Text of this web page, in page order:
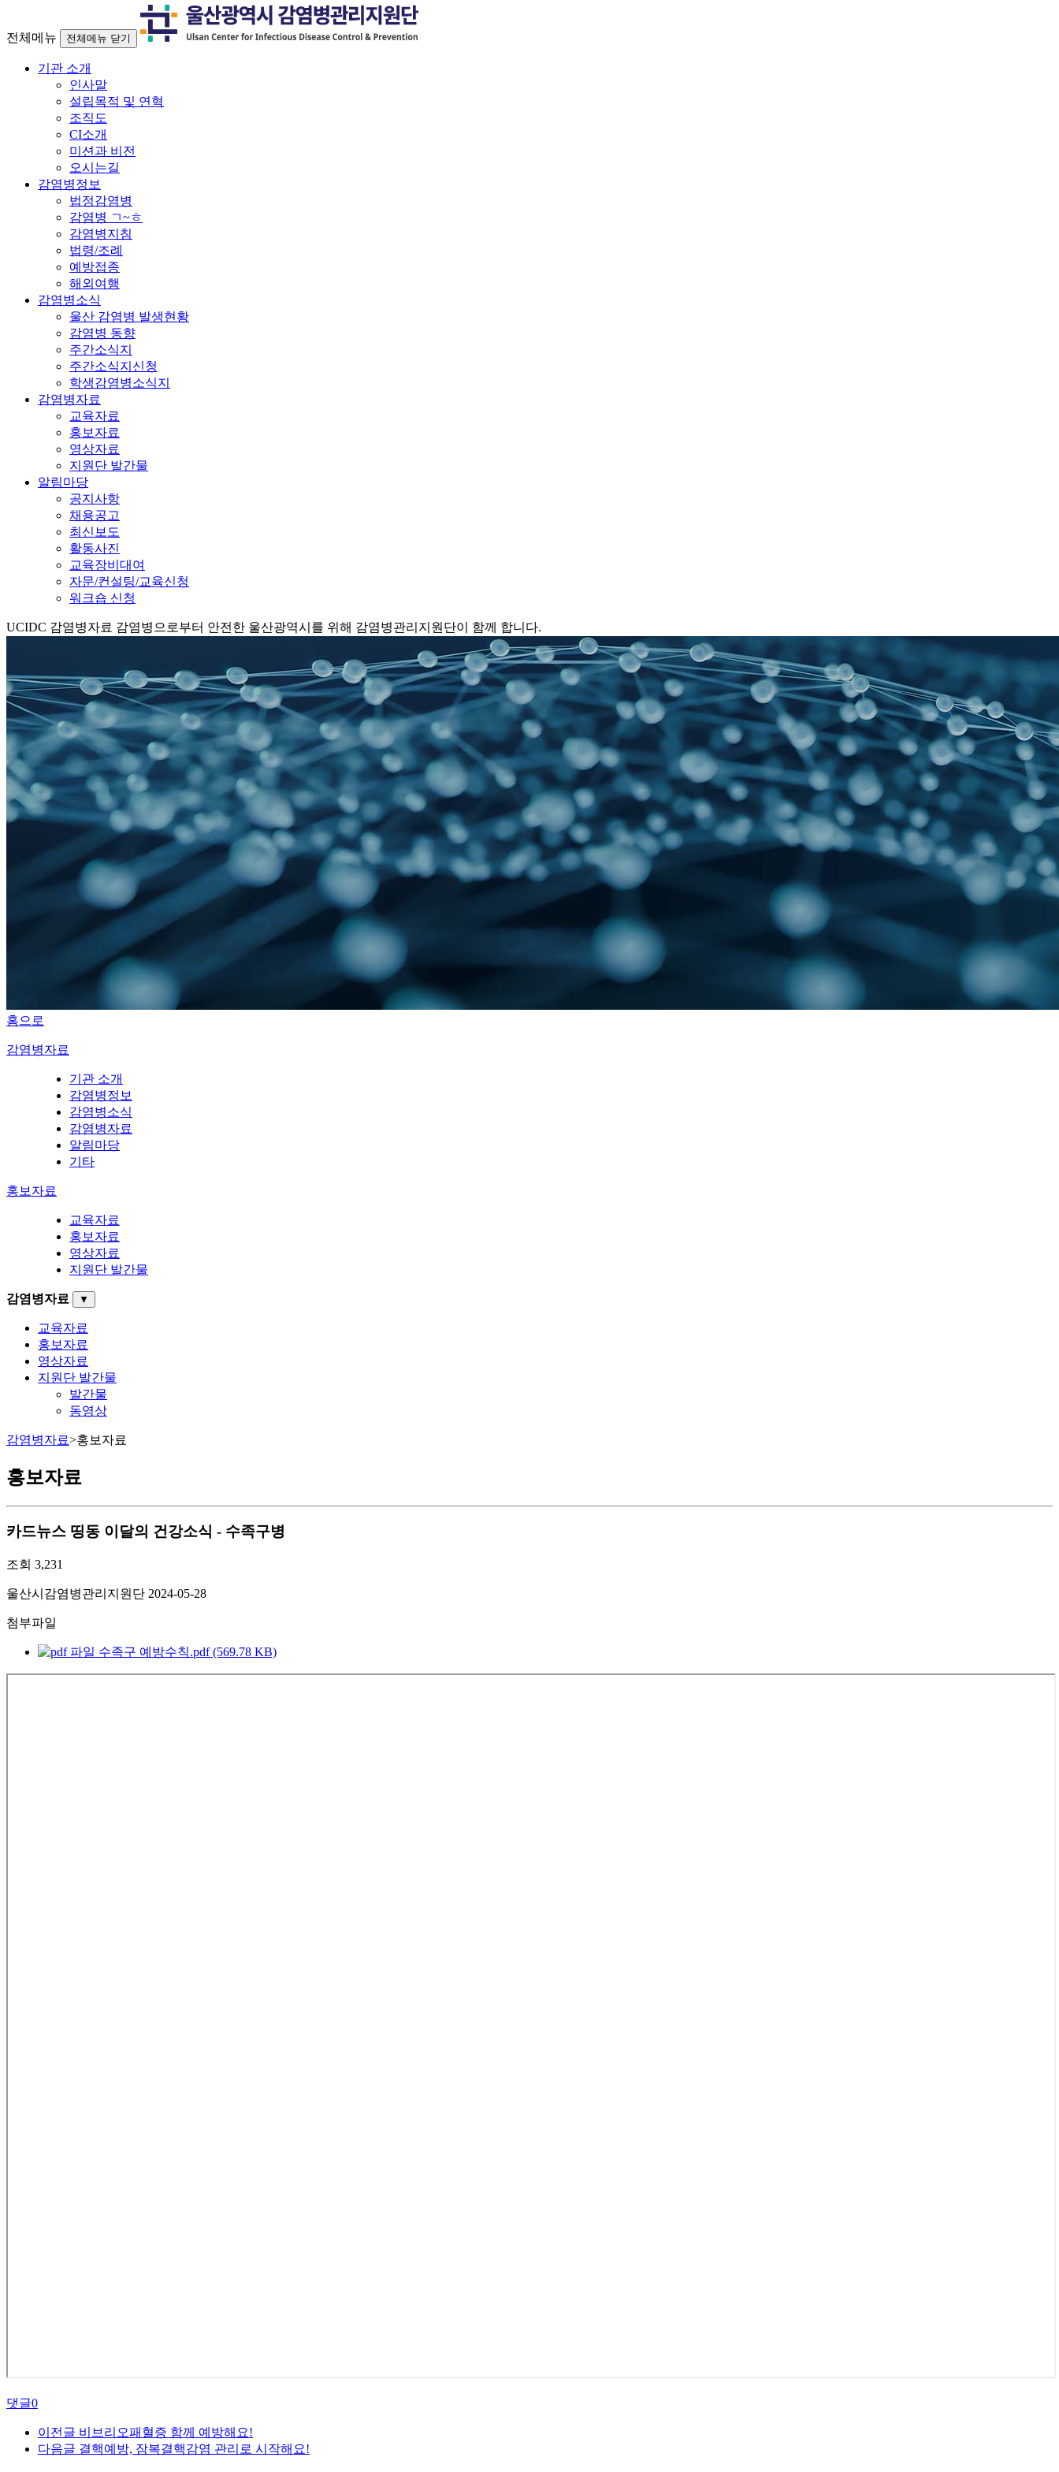
전체메뉴 전체메뉴 닫기
기관 소개
인사말
설립목적 및 연혁
조직도
CI소개
미션과 비전
오시는길
감염병정보
법정감염병
감염병 ㄱ~ㅎ
감염병지침
법령/조례
예방접종
해외여행
감염병소식
울산 감염병 발생현황
감염병 동향
주간소식지
주간소식지신청
학생감염병소식지
감염병자료
교육자료
홍보자료
영상자료
지원단 발간물
알림마당
공지사항
채용공고
최신보도
활동사진
교육장비대여
자문/컨설팅/교육신청
워크숍 신청
UCIDC 감염병자료 감염병으로부터 안전한 울산광역시를 위해 감염병관리지원단이 함께 합니다.
홈으로
감염병자료
기관 소개
감염병정보
감염병소식
감염병자료
알림마당
기타
홍보자료
교육자료
홍보자료
영상자료
지원단 발간물
감염병자료 ▼
교육자료
홍보자료
영상자료
지원단 발간물
발간물
동영상
감염병자료>홍보자료
홍보자료
카드뉴스 띵동 이달의 건강소식 - 수족구병
조회 3,231
울산시감염병관리지원단 2024-05-28
첨부파일
수족구 예방수칙.pdf (569.78 KB)
댓글0
이전글 비브리오패혈증 함께 예방해요!
다음글 결핵예방, 잠복결핵감염 관리로 시작해요!